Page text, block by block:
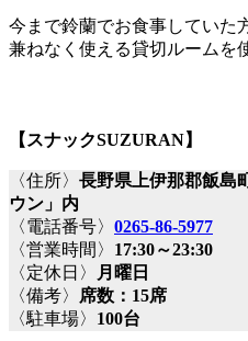
今まで鈴蘭でお食事していた
兼ねなく使える貸切ルームを
【スナックSUZURAN】
〈住所〉 長野県上伊那郡飯島
ウン」内
〈電話番号〉 0265-86-5977
〈営業時間〉 17:30～23:30
〈定休日〉
月曜日
〈備考〉
席数：15席
〈駐車場〉 100台